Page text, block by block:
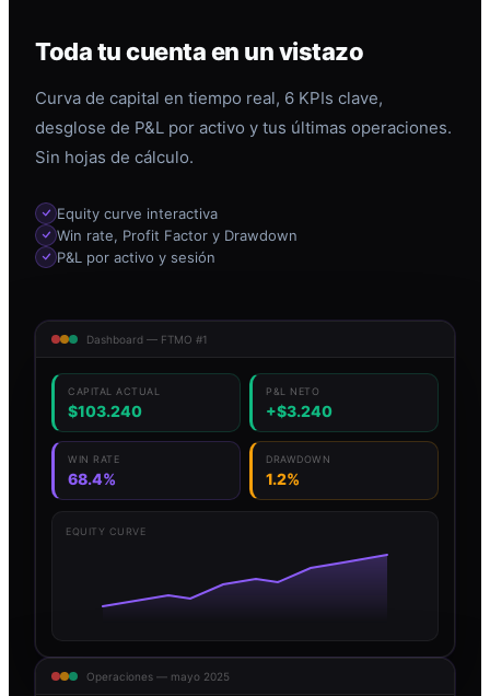
Toda tu cuenta en un vistazo
Curva de capital en tiempo real, 6 KPIs clave,
desglose de P&L por activo y tus últimas operaciones.
Sin hojas de cálculo.
Equity curve interactiva
Win rate, Profit Factor y Drawdown
P&L por activo y sesión
Dashboard — FTMO #1
CAPITAL ACTUAL
$103.240
P&L NETO
+$3.240
WIN RATE
68.4%
DRAWDOWN
1.2%
EQUITY CURVE
Operaciones — mayo 2025